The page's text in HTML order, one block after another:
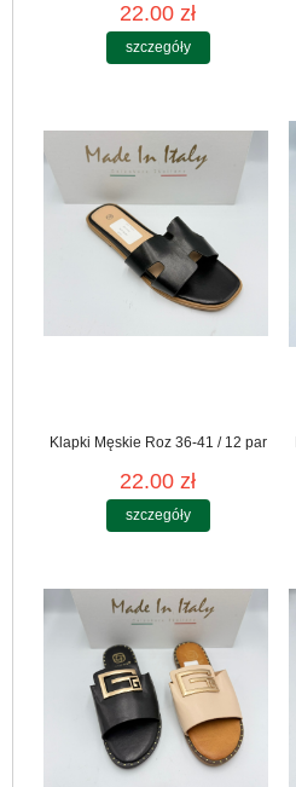
22.00 zł
szczegóły
Klapki Męskie Roz 36-41 / 12 par
22.00 zł
szczegóły